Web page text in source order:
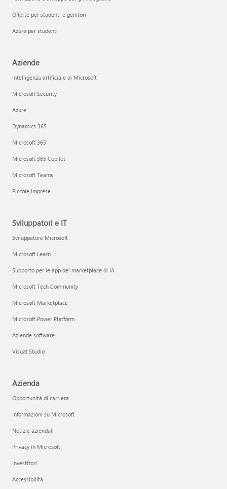
Offerte per studenti e genitori
Azure per studenti
Aziende
Intelligenza artificiale di Microsoft
Microsoft Security
Azure
Dynamics 365
Microsoft 365
Microsoft 365 Copilot
Microsoft Teams
Piccole imprese
Sviluppatori e IT
Sviluppatore Microsoft
Microsoft Learn
Supporto per le app del marketplace di IA
Microsoft Tech Community
Microsoft Marketplace
Microsoft Power Platform
Aziende software
Visual Studio
Azienda
Opportunità di carriera
Informazioni su Microsoft
Notizie aziendali
Privacy in Microsoft
Investitori
Accessibilità